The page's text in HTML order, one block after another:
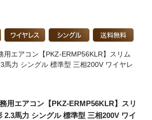
用エアコン【PKZ-ERMP56KLR】スリム
馬力 シングル 標準型 三相200V ワイヤレ
用エアコン【PKZ-ERMP56KLR】スリ
2.3馬力 シングル 標準型 三相200V ワイ